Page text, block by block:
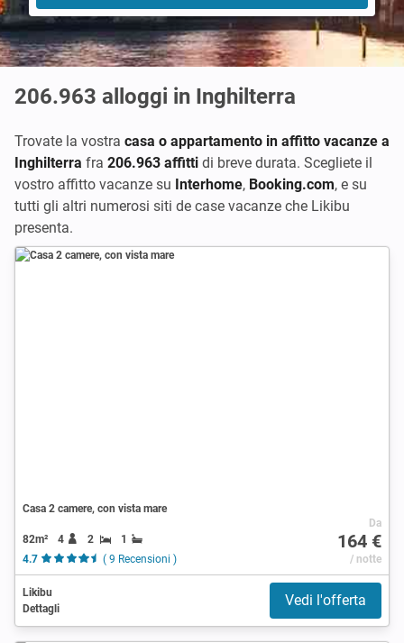
206.963 alloggi in Inghilterra
Trovate la vostra casa o appartamento in affitto vacanze a
Inghilterra fra 206.963 affitti di breve durata. Scegliete il
vostro affitto vacanze su Interhome, Booking.com, e su
tutti gli altri numerosi siti de case vacanze che Likibu
presenta.
Casa 2 camere, con vista mare
82m² 4 2
1
4.7
( 9 Recensioni )
Da
164 €
/ notte
Likibu
Dettagli
Vedi l'offerta